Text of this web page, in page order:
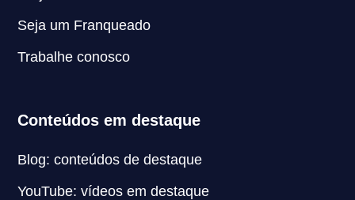
Seja um Franqueado
Trabalhe conosco
Conteúdos em destaque
Blog: conteúdos de destaque
YouTube: vídeos em destaque